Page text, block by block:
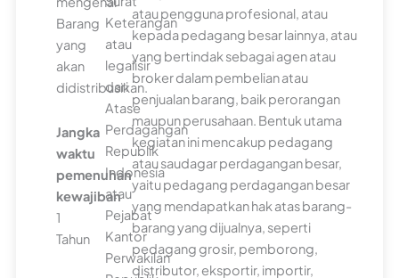
Barang
yang
akan
didistribusikan.
Jangka
waktu
pemenuhan
kewajiban
1
Tahun
Keterangan
atau
legalisir
dari
Atase
Perdagangan
Republik
Indonesia
atau
Pejabat
Kantor
Perwakilan
atau pengguna profesional, atau
kepada pedagang besar lainnya, atau
yang bertindak sebagai agen atau
broker dalam pembelian atau
penjualan barang, baik perorangan
maupun perusahaan. Bentuk utama
kegiatan ini mencakup pedagang
atau saudagar perdagangan besar,
yaitu pedagang perdagangan besar
yang mendapatkan hak atas barang-
barang yang dijualnya, seperti
pedagang grosir, pemborong,
distributor, eksportir, importir,